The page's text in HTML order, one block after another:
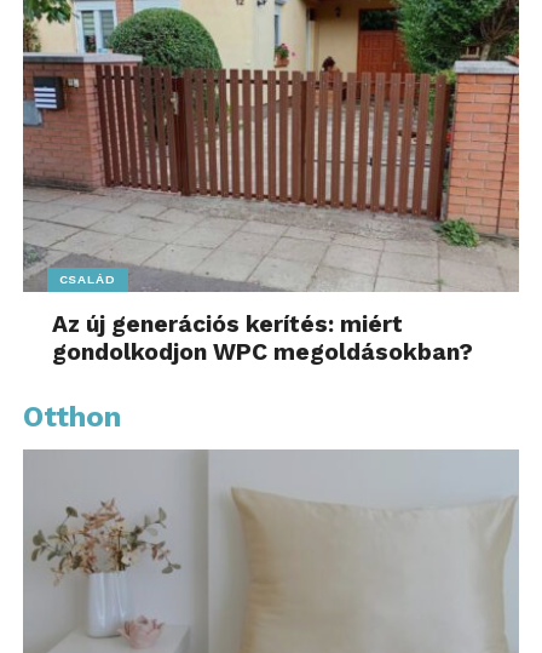
CSALÁD
Az új generációs kerítés: miért
gondolkodjon WPC megoldásokban?
Otthon